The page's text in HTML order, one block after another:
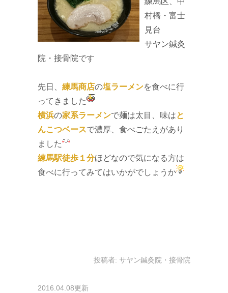
村橋・富士
見台
サヤン鍼灸
院・接骨院です
先日、 練馬商店の塩ラーメンを食べに行
ってきました
横浜の家系ラーメンで麺は太目、味はと
んこつベースで濃厚、食べごたえがあり
ました
練馬駅徒歩１分ほどなので気になる方は
食べに行ってみてはいかがでしょうか
投稿者: サヤン鍼灸院・接骨院
2016.04.08更新